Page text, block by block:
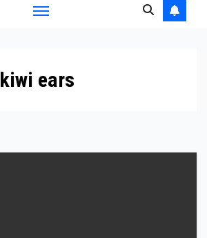
kiwi ears